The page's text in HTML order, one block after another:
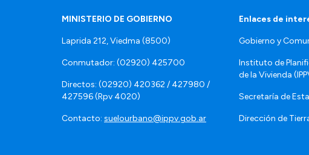
MINISTERIO DE GOBIERNO
Laprida 212, Viedma (8500)
Conmutador: (02920) 425700
Directos: (02920) 420362 / 427980 /
427596 (Rpv 4020)
Contacto: suelourbano@ippv.gob.ar
Enlaces de
Gobierno y
Instituto de
de la Vivienda
Secretaría de
Dirección de